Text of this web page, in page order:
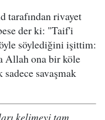
tarafından rivayet
der ki: "Taif'i
söylediğini işittim:
Allah ona bir köle
savaşmak
kelimeyi tam